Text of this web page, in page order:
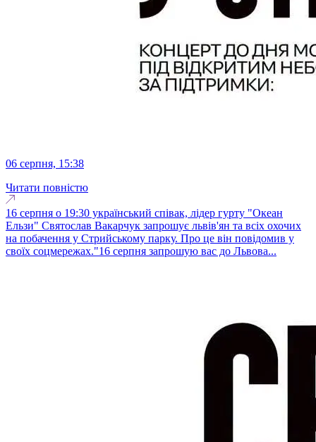
06 серпня, 15:38
Читати повністю
16 серпня о 19:30 український співак, лідер гурту "Океан
Ельзи" Святослав Вакарчук запрошує львів'ян та всіх охочих
на побачення у Стрийському парку. Про це він повідомив у
своїх соцмережах."16 серпня запрошую вас до Львова...